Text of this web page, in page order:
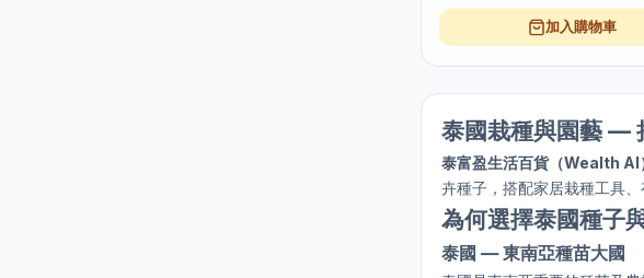
加入購物車
泰國栽種與園藝 ―
泰富盈生活百貨（Wealth AI
卉種子，搭配家居栽種工具
為何選擇泰國種子
泰國 ― 東南亞種苗大國